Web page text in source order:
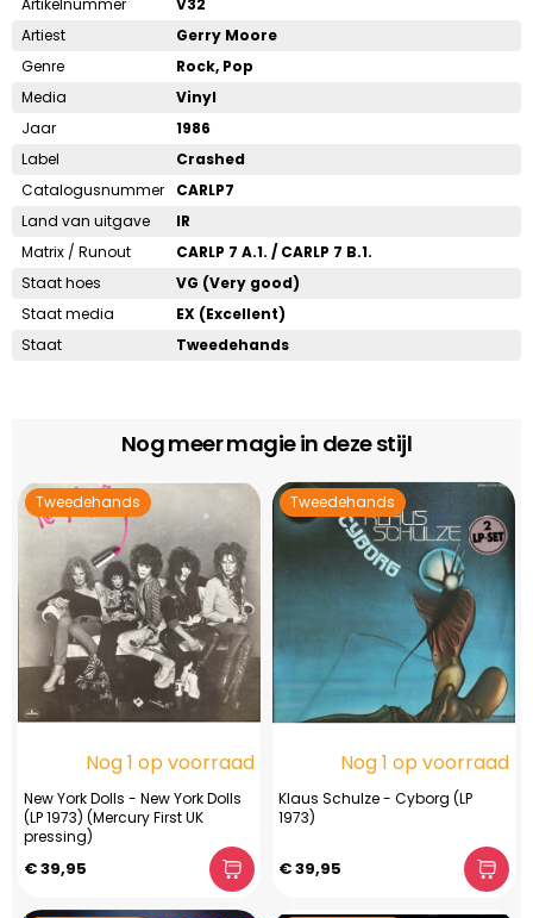
Artiest
Gerry Moore
Genre
Rock, Pop
Media
Vinyl
Jaar
1986
Label
Crashed
Catalogusnummer
CARLP7
Land van uitgave
IR
Matrix / Runout
CARLP 7 A.1. / CARLP 7 B.1.
Staat hoes
VG (Very good)
Staat media
EX (Excellent)
Staat
Tweedehands
Nog meer magie in deze stijl
Tweedehands
Nog 1 op voorraad
New York Dolls - New York Dolls
(LP 1973) (Mercury First UK
pressing)
€ 39,95
Tweedehands
Nog 1 op voorraad
Klaus Schulze - Cyborg (LP
1973)
€ 39,95